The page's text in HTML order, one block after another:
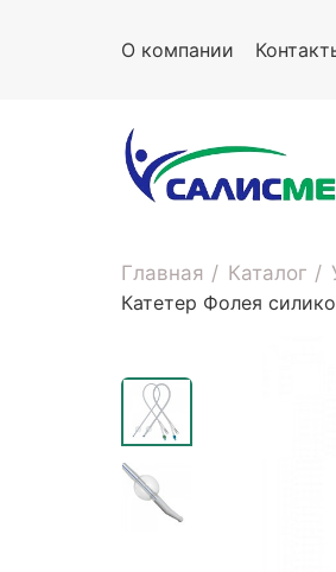
О компании
Главная Каталог
Катетер Фолея